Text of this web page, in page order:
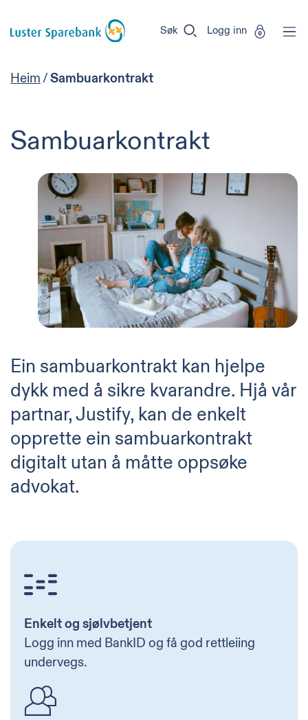
Sparebank
Søk Logg inn
Heim/Sambuarkontrakt
Sambuarkontrakt
Ein sambuarkontrakt kan hjelpe
dykk med å sikre kvarandre. Hjå vår
partnar, Justify, kan de enkelt
opprette ein sambuarkontrakt
digitalt utan å måtte oppsøke
advokat.
Enkelt og sjølvbetjent
Logg inn med BankID og få god rettleiing
undervegs.
er
Miljøfyrtårn-